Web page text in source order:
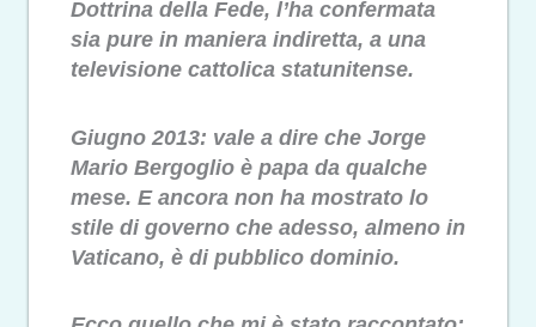
Dottrina della Fede, l’ha confermata
sia pure in maniera indiretta, a una
televisione cattolica statunitense.
Giugno 2013: vale a dire che Jorge
Mario Bergoglio è papa da qualche
mese. E ancora non ha mostrato lo
stile di governo che adesso, almeno in
Vaticano, è di pubblico dominio.